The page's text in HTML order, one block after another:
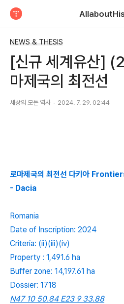
NEWS & THESIS
[신규 세계유산]
마제국의 최전선
세상의 모든 역사 2024. 7. 29. 02:44
로마제국의 최전선 다키아
- Dacia
Romania
Date of Inscription: 2024
Criteria: (ii)(iii)(iv)
Property : 1,491.6 ha
Buffer zone: 14,197.61 ha
Dossier: 1718
N47 10 50.84 E23 9 33.88